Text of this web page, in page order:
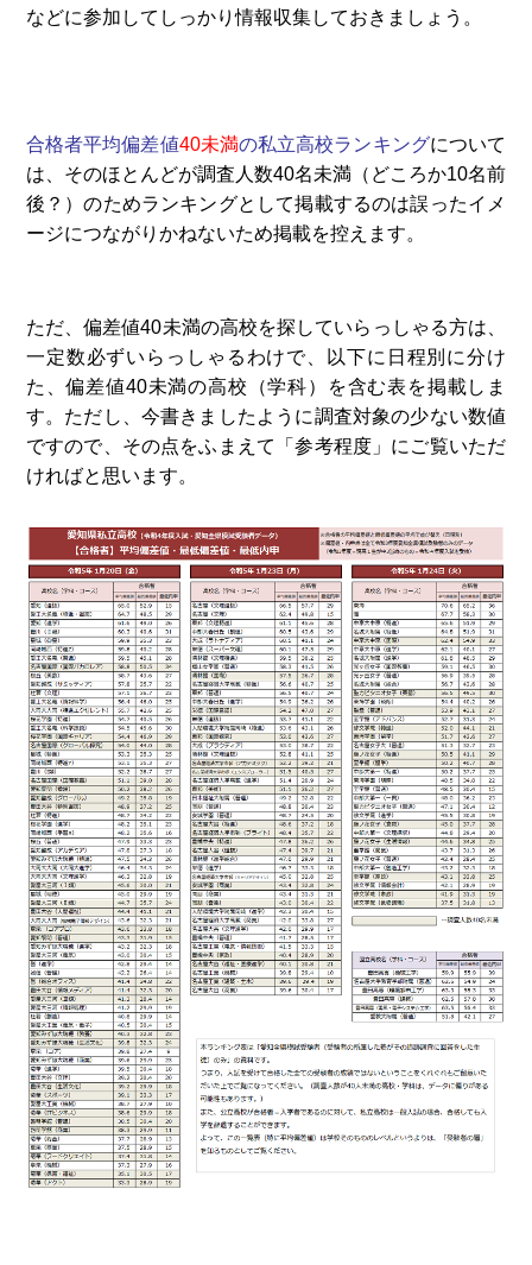
などに参加してしっかり情報収集しておきましょう。
合格者平均偏差値40未満の私立高校ランキングについて
は、そのほとんどが調査人数40名未満（どころか10名前
後？）のためランキングとして掲載するのは誤ったイメ
ージにつながりかねないため掲載を控えます。
ただ、偏差値40未満の高校を探していらっしゃる方は、
一定数必ずいらっしゃるわけで、以下に日程別に分け
た、偏差値40未満の高校（学科）を含む表を掲載しま
す。ただし、今書きましたように調査対象の少ない数値
ですので、その点をふまえて「参考程度」にご覧いただ
ければと思います。